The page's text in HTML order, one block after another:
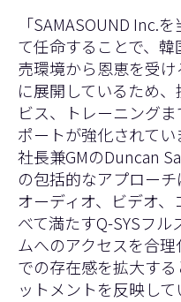
「SAMASOUND Inc.
て任命することで、
売環境から恩恵を受
に展開しているため
ビス、トレーニング
ポートが強化されてい
社長兼GMのDuncan
の包括的なアプローチ
オーディオ、ビデオ
べて満たすQ-SYSフ
ムへのアクセスを合
での存在感を拡大す
ットメントを反映して